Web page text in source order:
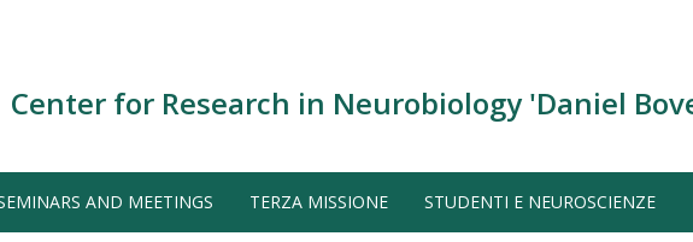
Center for Research in Neurobiology 'Daniel
AND MEETINGS TERZA MISSIONE STUDENTI E NEUROSCIENZE